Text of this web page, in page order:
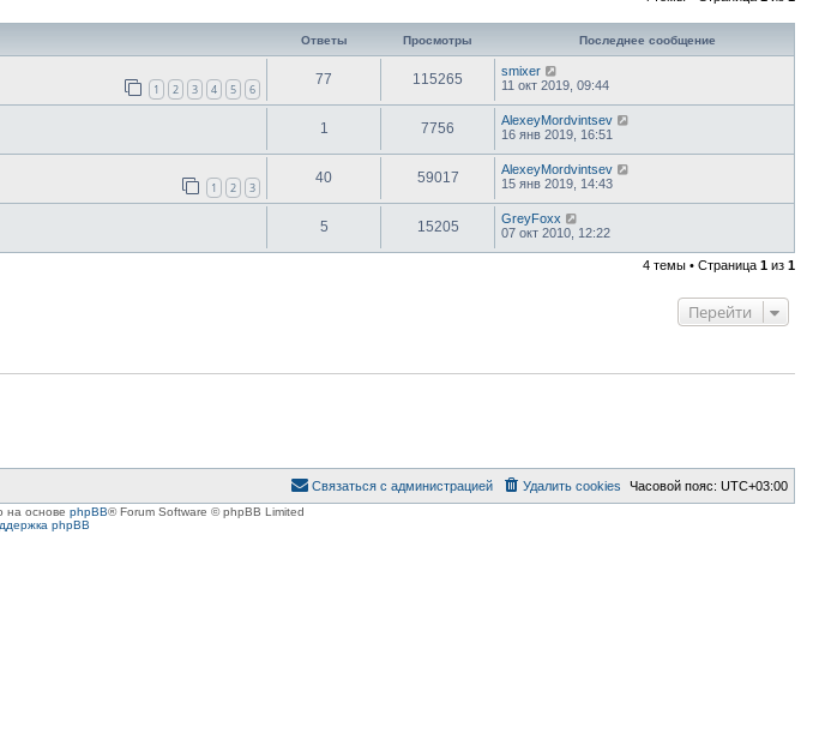
Ответы Просмотры Последнее сообщение
1 2 3 4 5 6
77 115265
smixer
11 окт 2019, 09:44
1 7756
AlexeyMordvintsev
16 янв 2019, 16:51
1 2 3
40 59017
AlexeyMordvintsev
15 янв 2019, 14:43
5 15205
GreyFoxx
07 окт 2010, 12:22
4 темы • Страница 1 из 1
Перейти
Часовой пояс: UTC+03:00
Удалить cookies
Связаться с администрацией
на основе phpBB® Forum Software © phpBB Limited
phpBB